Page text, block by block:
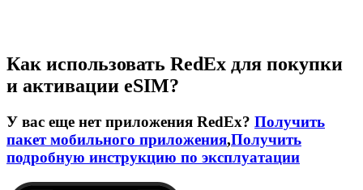
Как использовать RedEx для покупки
и активации eSIM?
У вас еще нет приложения RedEx? Получить
пакет мобильного приложения,Получить
подробную инструкцию по эксплуатации